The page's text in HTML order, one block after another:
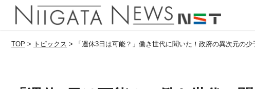
TOP > トピックス > 「週休3日は可能？」働き世代に聞いた！政府の異次元の